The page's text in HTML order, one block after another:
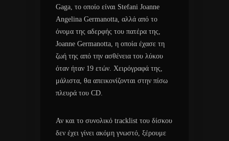
Gaga, το οποίο είναι Stefani Joanne
Angelina Germanotta, αλλά από το
όνομα της αδερφής του πατέρα της,
Joanne Germanotta, η οποία έχασε τη
ζωή της από την ασθένεια του λύκου
όταν ήταν 19 ετών. Χειρόγραφά της,
μάλιστα, θα απεικονίζονται στην πίσω
πλευρά του CD.
Αν και το συνολικό tracklist του δίσκου
δεν έχει γίνει ακόμη γνωστό, ξέρουμε